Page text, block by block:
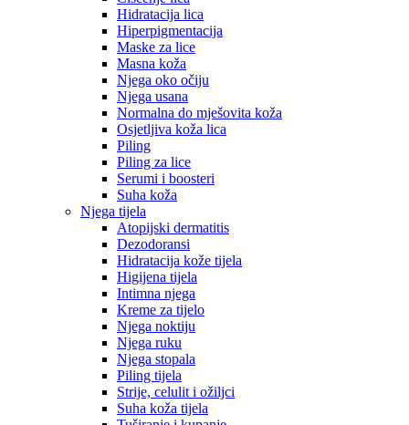
Hidratacija lica
Hiperpigmentacija
Maske za lice
Masna koža
Njega oko očiju
Njega usana
Normalna do mješovita koža
Osjetljiva koža lica
Piling
Piling za lice
Serumi i boosteri
Suha koža
Njega tijela
Atopijski dermatitis
Dezodoransi
Hidratacija kože tijela
Higijena tijela
Intimna njega
Kreme za tijelo
Njega noktiju
Njega ruku
Njega stopala
Piling tijela
Strije, celulit i ožiljci
Suha koža tijela